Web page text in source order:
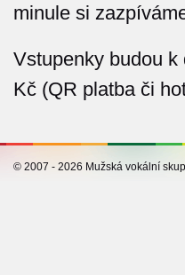
minule si
Vstupenky budou
Kč (QR platba či
© 2007 - 2026 Mužská vokální